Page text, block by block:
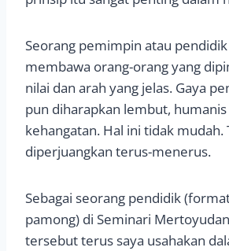
Seorang pemimpin atau
membawa orang-orang yang
nilai dan arah yang jelas. Gaya
pun diharapkan lembut,
kehangatan. Hal ini tidak mudah.
diperjuangkan terus-menerus.
Sebagai seorang pendidik
pamong) di Seminari
tersebut terus saya usahakan